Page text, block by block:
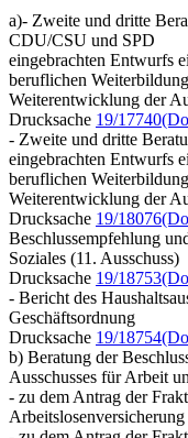
a)- Zweite und dritte
CDU/CSU und SPD
eingebrachten Entwurfs
beruflichen
Weiterentwicklung der
Drucksache 19/17740
- Zweite und dritte
eingebrachten Entwurfs
beruflichen
Weiterentwicklung der
Drucksache 19/18076
Beschlussempfehlung
Soziales (11. Ausschuss)
Drucksache 19/18753
- Bericht des
Geschäftsordnung
Drucksache 19/18754
b) Beratung der
Ausschusses für Arbeit
- zu dem Antrag der